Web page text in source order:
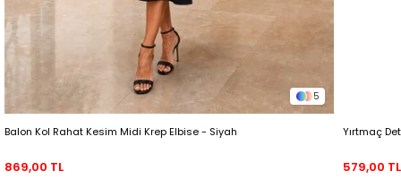
5
Balon Kol Rahat Kesim Midi Krep Elbise - Siyah
869,00 TL
Yırtmaç
579,00 TL